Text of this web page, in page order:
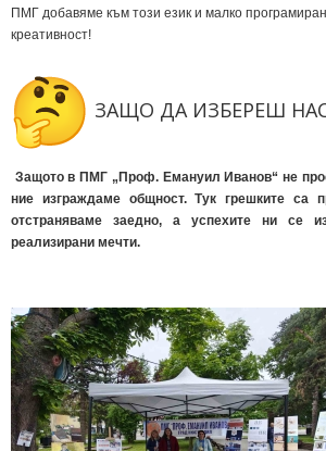
ПМГ добавяме към този език и малко
креативност!
ЗАЩО ДА ИЗБЕРЕШ
Защото в ПМГ „Проф. Емануил Иванов“ не
ние изграждаме общност. Тук грешките са
отстраняваме заедно, а успехите ни се
реализирани мечти.